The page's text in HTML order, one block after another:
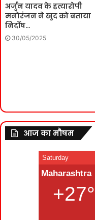
अर्जुन यादव के हत्यारोपी
मनोरंजन ने खुद को बताया
निर्दोष…
30/05/2025
आज का मौषम
Saturday
Maharashtra
+27°